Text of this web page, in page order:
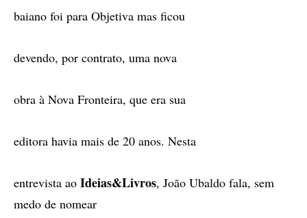
baiano foi para Objetiva mas ficou
devendo, por contrato, uma nova
obra à Nova Fronteira, que era sua
editora havia mais de 20 anos. Nesta
entrevista ao Ideias&Livros, João Ubaldo fala, sem
medo de nomear